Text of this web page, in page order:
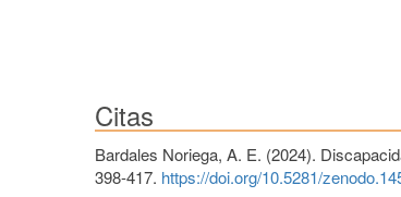
Citas
Bardales Noriega, A. E. (2024).
398-417. https://doi.org/10.5281/